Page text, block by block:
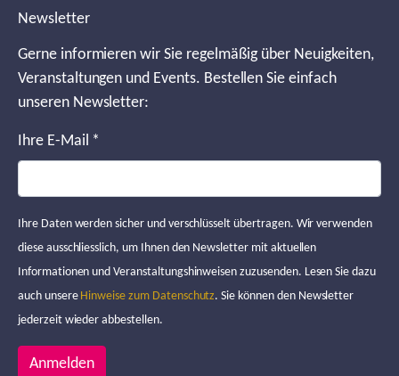
Newsletter
Gerne informieren wir Sie regelmäßig über Neuigkeiten,
Veranstaltungen und Events. Bestellen Sie einfach
unseren Newsletter:
Ihre E-Mail *
Ihre Daten werden sicher und verschlüsselt übertragen. Wir verwenden
diese ausschliesslich, um Ihnen den Newsletter mit aktuellen
Informationen und Veranstaltungshinweisen zuzusenden. Lesen Sie dazu
auch unsere Hinweise zum Datenschutz. Sie können den Newsletter
jederzeit wieder abbestellen.
Anmelden